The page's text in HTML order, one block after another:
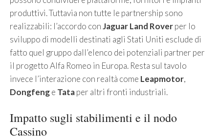
produttivi. Tuttavia non tutte le partnership sono
realizzabili: l’accordo conJaguar Land Roverper lo
sviluppo di modelli destinati agli Stati Uniti esclude di
fatto quel gruppo dall’elenco dei potenziali partner per
il progetto Alfa Romeo in Europa. Resta sul tavolo
invece l’interazione con realtà come Leapmotor,
Dongfenge Tataper altri fronti industriali.
Impatto sugli stabilimenti e il nodo
Cassino